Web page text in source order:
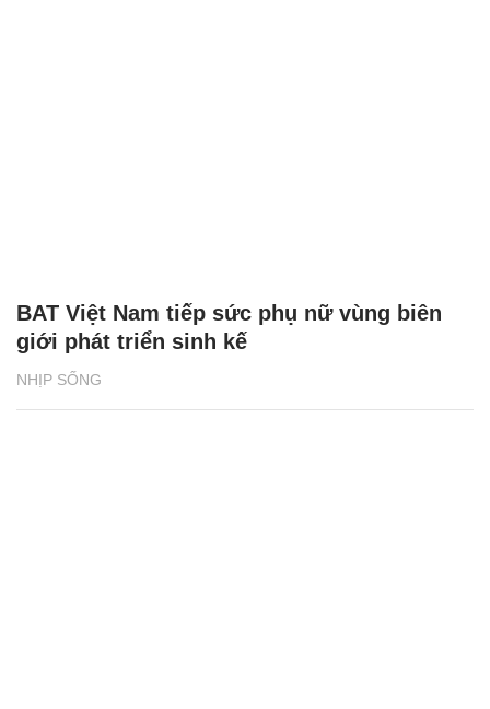
NHỊP SỐNG
BAT Việt Nam tiếp sức phụ nữ vùng biên
giới phát triển sinh kế